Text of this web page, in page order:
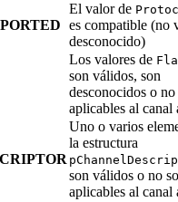
El valor de
es compatible (no
desconocido)
Los valores de
son válidos, son
desconocidos o no
aplicables al canal
Uno o varios
la estructura
son válidos o no
aplicables al canal